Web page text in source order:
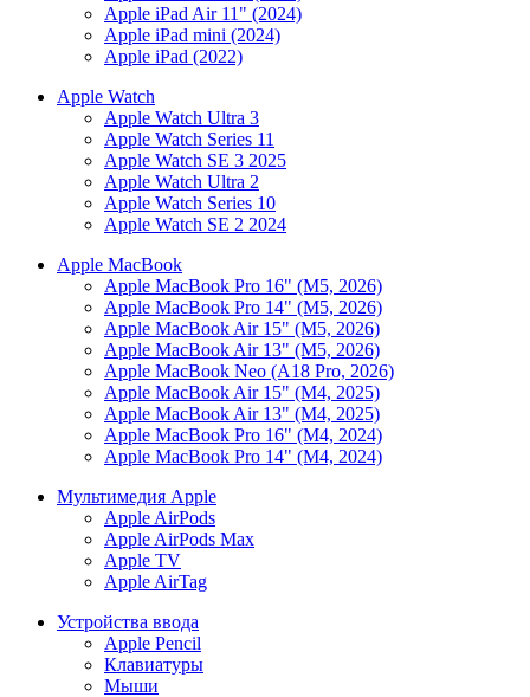
Apple iPad Air 11" (2024)
Apple iPad mini (2024)
Apple iPad (2022)
Apple Watch
Apple Watch Ultra 3
Apple Watch Series 11
Apple Watch SE 3 2025
Apple Watch Ultra 2
Apple Watch Series 10
Apple Watch SE 2 2024
Apple MacBook
Apple MacBook Pro 16" (M5, 2026)
Apple MacBook Pro 14" (M5, 2026)
Apple MacBook Air 15" (M5, 2026)
Apple MacBook Air 13" (M5, 2026)
Apple MacBook Neo (A18 Pro, 2026)
Apple MacBook Air 15" (M4, 2025)
Apple MacBook Air 13" (M4, 2025)
Apple MacBook Pro 16" (M4, 2024)
Apple MacBook Pro 14" (M4, 2024)
Мультимедия Apple
Apple AirPods
Apple AirPods Max
Apple TV
Apple AirTag
Устройства ввода
Apple Pencil
Клавиатуры
Мыши